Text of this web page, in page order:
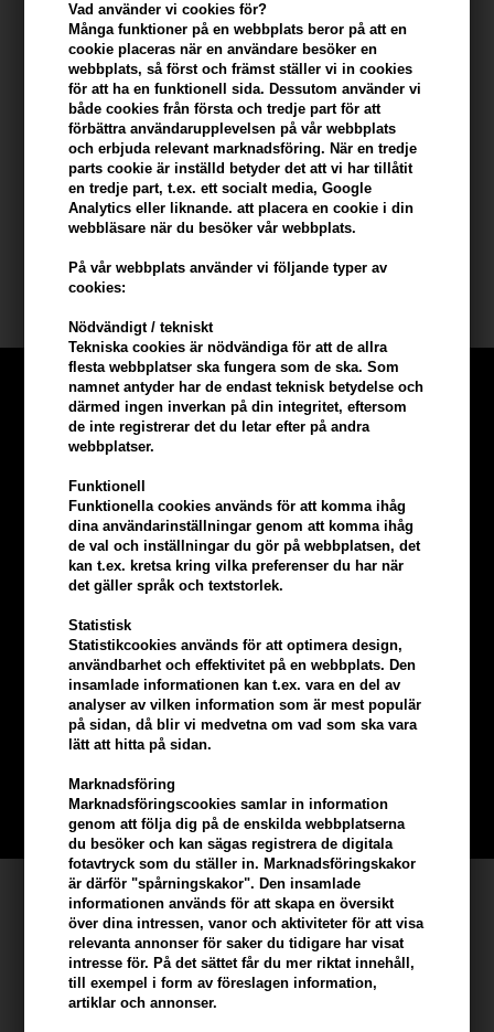
Vad använder vi cookies för?
Många funktioner på en webbplats beror på att en
cookie placeras när en användare besöker en
webbplats, så först och främst ställer vi in ​​cookies
för att ha en funktionell sida. Dessutom använder vi
både cookies från första och tredje part för att
förbättra användarupplevelsen på vår webbplats
och erbjuda relevant marknadsföring. När en tredje
parts cookie är inställd betyder det att vi har tillåtit
en tredje part, t.ex. ett socialt media, Google
Analytics eller liknande. att placera en cookie i din
webbläsare när du besöker vår webbplats.
På vår webbplats använder vi följande typer av
cookies:
Nödvändigt / tekniskt
Tekniska cookies är nödvändiga för att de allra
flesta webbplatser ska fungera som de ska. Som
namnet antyder har de endast teknisk betydelse och
därmed ingen inverkan på din integritet, eftersom
de inte registrerar det du letar efter på andra
webbplatser.
Funktionell
Funktionella cookies används för att komma ihåg
dina användarinställningar genom att komma ihåg
de val och inställningar du gör på webbplatsen, det
kan t.ex. kretsa kring vilka preferenser du har när
det gäller språk och textstorlek.
Statistisk
Statistikcookies används för att optimera design,
användbarhet och effektivitet på en webbplats. Den
insamlade informationen kan t.ex. vara en del av
analyser av vilken information som är mest populär
på sidan, då blir vi medvetna om vad som ska vara
lätt att hitta på sidan.
Marknadsföring
Marknadsföringscookies samlar in information
genom att följa dig på de enskilda webbplatserna
du besöker och kan sägas registrera de digitala
fotavtryck som du ställer in. Marknadsföringskakor
är därför "spårningskakor". Den insamlade
informationen används för att skapa en översikt
över dina intressen, vanor och aktiviteter för att visa
relevanta annonser för saker du tidigare har visat
intresse för. På det sättet får du mer riktat innehåll,
till exempel i form av föreslagen information,
artiklar och annonser.
Användning
- Applicera jämnt på nytvättat hår
- Låt verka i 5 minuter
- Skölj noggrant ur med vatten
- Använd regelbundet för bästa resultat
- Passar alla hårtyper
Waterclouds
Tjäna5% bonuspå hela din
beställning
BLI EN GRATIS MEDLEM HÄR
Kundservice
Hair247
Frisenborgvej 6A
DK-7800 Skive